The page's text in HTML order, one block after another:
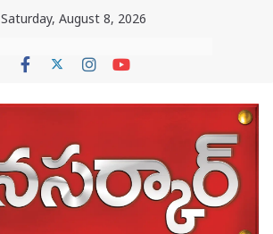
Saturday, August 8, 2026